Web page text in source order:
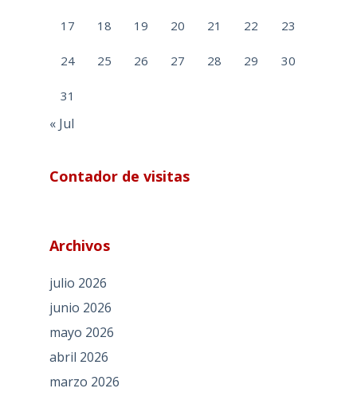
17 18 19 20 21 22 23
24 25 26 27 28 29 30
31
« Jul
Contador de visitas
Archivos
julio 2026
junio 2026
mayo 2026
abril 2026
marzo 2026